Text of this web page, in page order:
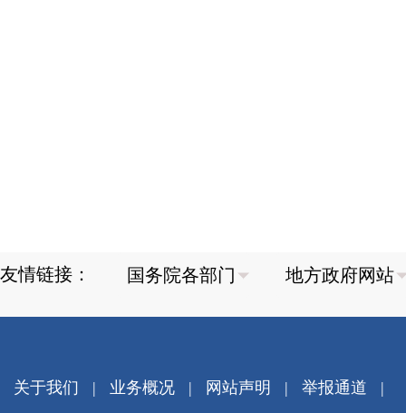
友情链接：
关于我们 | 业务概况| 网站声明 | 举报通道 |